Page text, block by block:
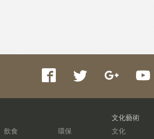
飲食
環保
文化藝術
文化